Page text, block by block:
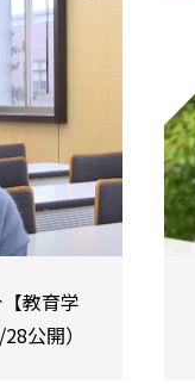
教育学
公開）